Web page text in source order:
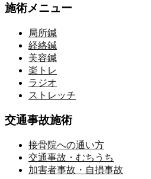
施術メニュー
局所鍼
経絡鍼
美容鍼
楽トレ
ラジオ
ストレッチ
交通事故施術
接骨院への通い方
交通事故・むちうち
加害者事故・自損事故